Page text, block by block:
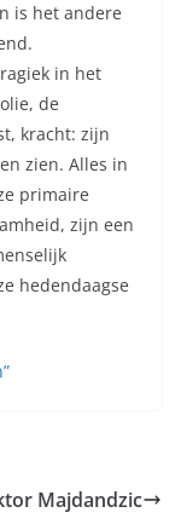
is het andere
in het
de
kracht: zijn
zien. Alles in
primaire
zijn een
hedendaagse
Majdandzic